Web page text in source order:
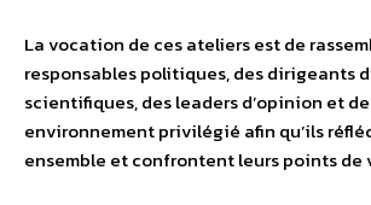
La vocation de ces ateliers est de
responsables politiques, des dirigeants
scientifiques, des leaders d’opinion et
environnement privilégié afin qu’ils
ensemble et confrontent leurs points de